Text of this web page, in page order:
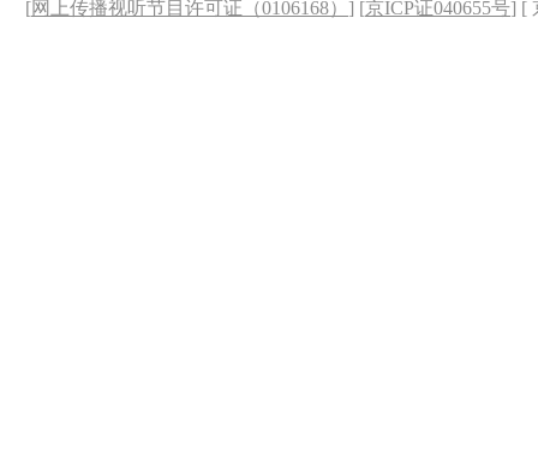
[网上传播视听节目许可证（0106168） ] [京ICP证040655号] [